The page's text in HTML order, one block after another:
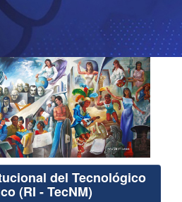
del Tecnológico
(RI - TecNM)